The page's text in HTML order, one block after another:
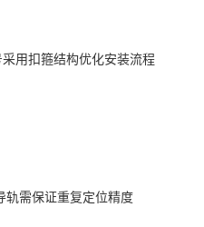
用扣箍结构优化安装流程‌
需保证重复定位精度‌